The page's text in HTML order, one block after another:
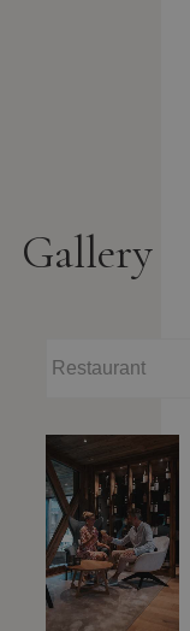
Gallery